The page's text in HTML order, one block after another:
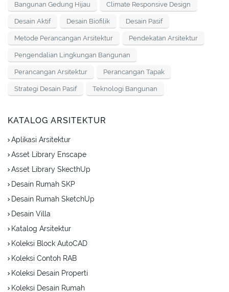
Bangunan Gedung Hijau Climate Responsive Design
Desain Aktif Desain Biofilik Desain Pasif
Metode Perancangan Arsitektur Pendekatan Arsitektur
Pengendalian Lingkungan Bangunan
Perancangan Arsitektur Perancangan Tapak
Strategi Desain Pasif Teknologi Bangunan
KATALOG ARSITEKTUR
Aplikasi Arsitektur
Asset Library Enscape
Asset Library SkecthUp
Desain Rumah SKP
Desain Rumah SketchUp
Desain Villa
Katalog Arsitektur
Koleksi Block AutoCAD
Koleksi Contoh RAB
Koleksi Desain Properti
Koleksi Desain Rumah